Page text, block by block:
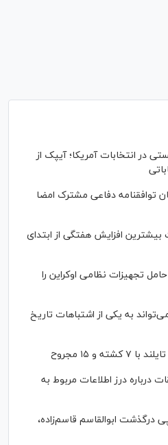
در انتخابات آمریکا؛ آیپک از
توافقنامه دفاعی مشترک امضا
افزایش هفتگی از ابتدای
تجهیزات نظامی اوکراین را
به یکی از اشتباهات تاریخ
و ۱۵ مجروح
درباره درز اطلاعات مربوط به
درگذشت ابوالقاسم قاسم‌زاده،